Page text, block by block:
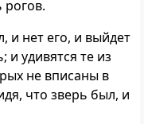
и нет его, и выйдет
и удивятся те из
не вписаны в
что зверь был, и